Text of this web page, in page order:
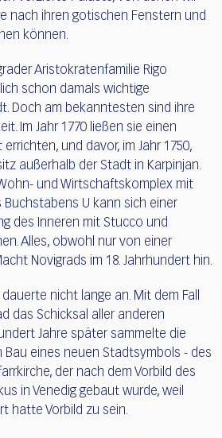
nach ihren gotischen Fenstern und
können.
Aristokratenfamilie Rigo
schon damals wichtige
Doch am bekanntesten sind ihre
Im Jahr 1770 ließen sie einen
und davor, im Jahr 1750,
außerhalb der Stadt in Karpinjan.
und Wirtschaftskomplex mit
Buchstabens U kann sich einer
des Inneren mit Stucco und
Alles, obwohl nur von einer
Novigrads im 18. Jahrhundert hin.
nicht lange an. Mit dem Fall
das Schicksal aller anderen
Jahre später sammelte die
Bau eines neuen Stadtsymbols - des
der nach dem Vorbild des
in Venedig gebaut wurde, weil
hatte Vorbild zu sein.